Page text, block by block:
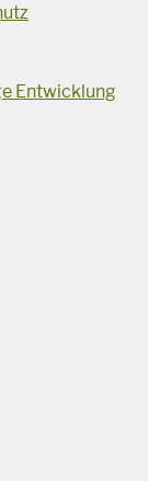
Entwicklung